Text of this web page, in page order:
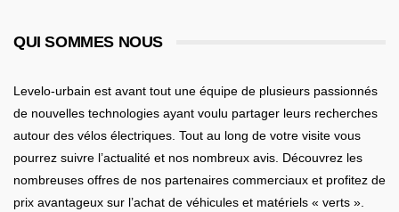
QUI SOMMES NOUS
Levelo-urbain est avant tout une équipe de plusieurs passionnés
de nouvelles technologies ayant voulu partager leurs recherches
autour des vélos électriques. Tout au long de votre visite vous
pourrez suivre l’actualité et nos nombreux avis. Découvrez les
nombreuses offres de nos partenaires commerciaux et profitez de
prix avantageux sur l’achat de véhicules et matériels « verts ».